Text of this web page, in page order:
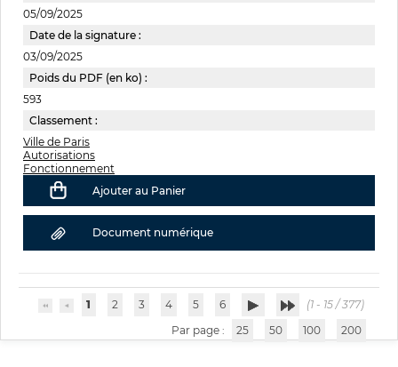
05/09/2025
Date de la signature :
03/09/2025
Poids du PDF (en ko) :
593
Classement :
Ville de Paris
Autorisations
Fonctionnement
Ajouter au Panier
Document numérique
1 2 3 4 5 6
(1 - 15 / 377)
Par page :
25 50 100 200